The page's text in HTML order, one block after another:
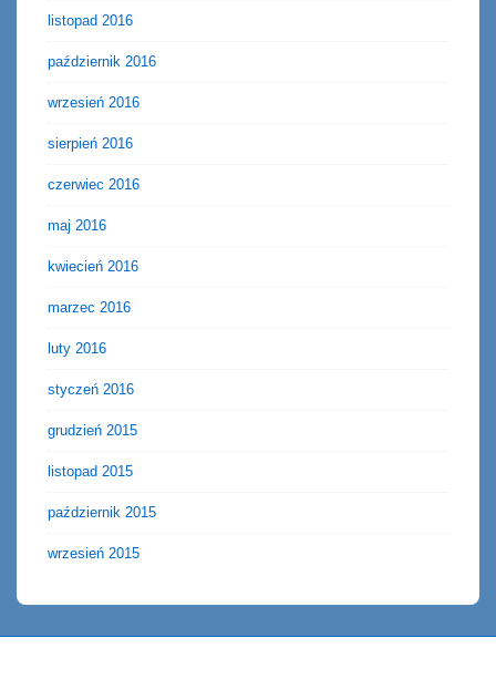
listopad 2016
październik 2016
wrzesień 2016
sierpień 2016
czerwiec 2016
maj 2016
kwiecień 2016
marzec 2016
luty 2016
styczeń 2016
grudzień 2015
listopad 2015
październik 2015
wrzesień 2015